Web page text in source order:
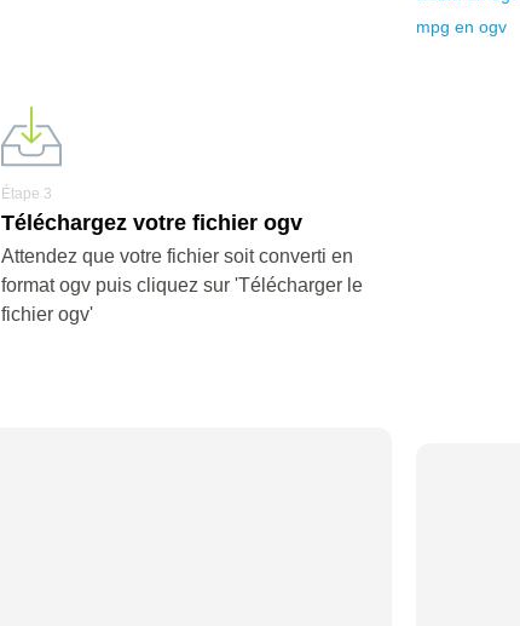
Étape 3
Téléchargez votre fichier ogv
Attendez que votre fichier soit converti en
format ogv puis cliquez sur 'Télécharger le
fichier ogv'
mpg en ogv